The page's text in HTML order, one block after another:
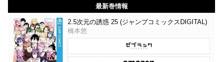
最新巻情報
2.5次元の誘惑 25 (ジャンプコミックスDIGITAL)
橋本悠